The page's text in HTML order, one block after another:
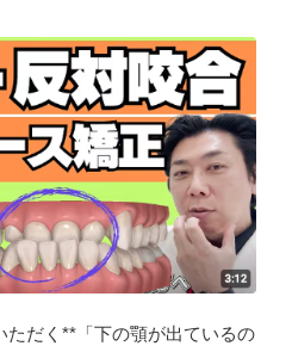
ただく**「下の顎が出ているの